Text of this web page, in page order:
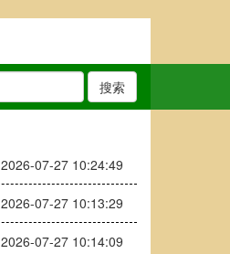
搜索
2026-07-27 10:24:49
2026-07-27 10:13:29
2026-07-27 10:14:09